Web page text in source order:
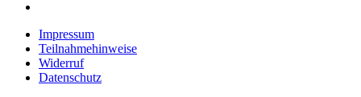
Impressum
Teilnahmehinweise
Widerruf
Datenschutz